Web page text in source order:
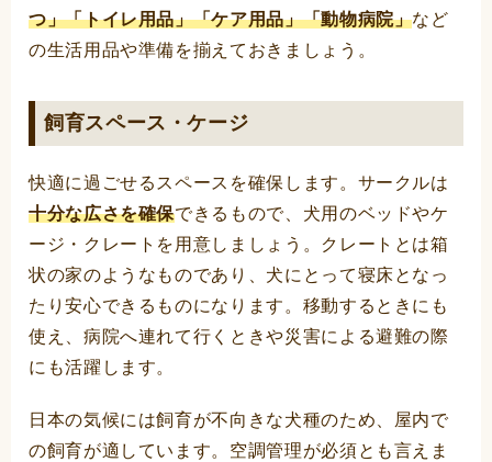
つ」「トイレ用品」「ケア用品」「動物病院」など
の生活用品や準備を揃えておきましょう。
飼育スペース・ケージ
快適に過ごせるスペースを確保します。サークルは
十分な広さを確保できるもので、犬用のベッドやケ
ージ・クレートを用意しましょう。クレートとは箱
状の家のようなものであり、犬にとって寝床となっ
たり安心できるものになります。移動するときにも
使え、病院へ連れて行くときや災害による避難の際
にも活躍します。
日本の気候には飼育が不向きな犬種のため、屋内で
の飼育が適しています。空調管理が必須とも言えま